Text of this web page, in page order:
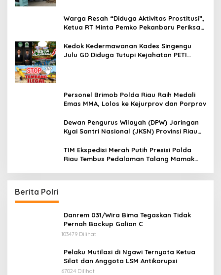
Warga Resah “Diduga Aktivitas Prostitusi”,
Ketua RT Minta Pemko Pekanbaru Periksa
Jalan Tanjung Datuk
Kedok Kedermawanan Kades Singengu
Julu GD Diduga Tutupi Kejahatan PETI
Personel Brimob Polda Riau Raih Medali
Emas MMA, Lolos ke Kejurprov dan Porprov
Dewan Pengurus Wilayah (DPW) Jaringan
Kyai Santri Nasional (JKSN) Provinsi Riau
audiensi ke Badan Kesatuan Bangsa dan
Politik (Kesbangpol) Provinsi Riau
TIM Ekspedisi Merah Putih Presisi Polda
Riau Tembus Pedalaman Talang Mamak
Berita Polri
Danrem 031/Wira Bima Tegaskan Tidak
Pernah Backup Galian C
103479 Dilihat
Pelaku Mutilasi di Ngawi Ternyata Ketua
Silat dan Anggota LSM Antikorupsi
67024 Dilihat